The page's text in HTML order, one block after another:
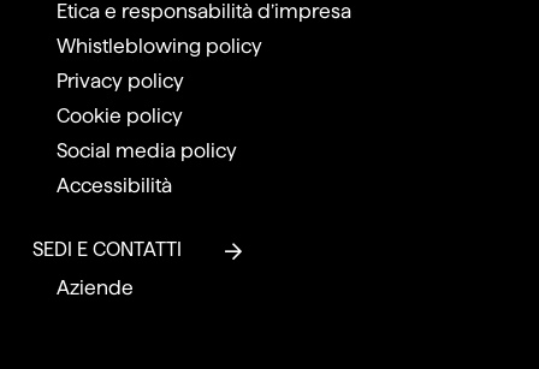
Etica e responsabilità d’impresa
Whistleblowing policy
Privacy policy
Cookie policy
Social media policy
Accessibilità
SEDI E CONTATTI
Aziende